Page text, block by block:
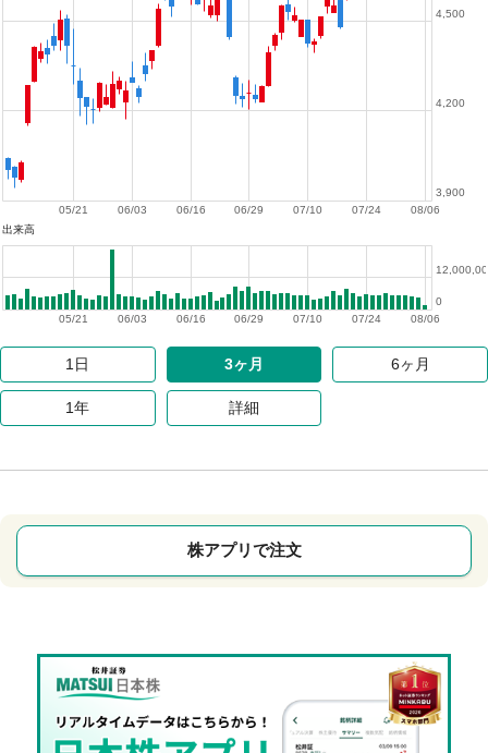
08/06
07/24
07/10
06/29
06/16
06/03
05/21
3,900
4,200
4,500
出来高
08/06
07/24
07/10
06/29
06/16
06/03
05/21
0
1日 3ヶ月 6ヶ月
1年 詳細
株アプリで注文